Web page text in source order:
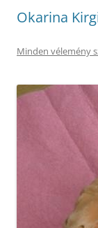
Okarina
Minden vélemény